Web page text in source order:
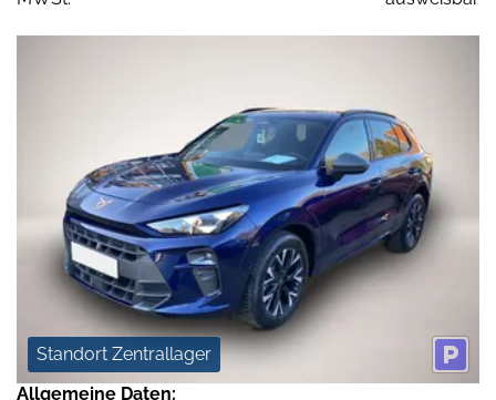
Standort Zentrallager
Allgemeine Daten: